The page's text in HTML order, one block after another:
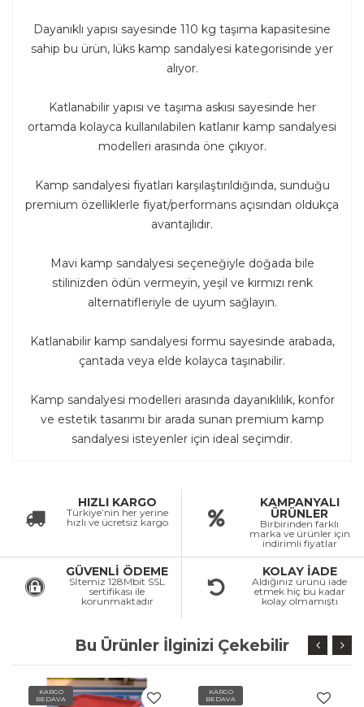
Dayanıklı yapısı sayesinde 110 kg taşıma kapasitesine
sahip bu ürün, lüks kamp sandalyesi kategorisinde yer
alıyor.
Katlanabilir yapısı ve taşıma askısı sayesinde her
ortamda kolayca kullanılabilen katlanır kamp sandalyesi
modelleri arasında öne çıkıyor.
Kamp sandalyesi fiyatları karşılaştırıldığında, sunduğu
premium özelliklerle fiyat/performans açısından oldukça
avantajlıdır.
Mavi kamp sandalyesi seçeneğiyle doğada bile
stilinizden ödün vermeyin, yeşil ve kırmızı renk
alternatifleriyle de uyum sağlayın.
Katlanabilir kamp sandalyesi formu sayesinde arabada,
çantada veya elde kolayca taşınabilir.
Kamp sandalyesi modelleri arasında dayanıklılık, konfor
ve estetik tasarımı bir arada sunan premium kamp
sandalyesi isteyenler için ideal seçimdir.
HIZLI KARGO
Türkiye’nin her yerine
hızlı ve ücretsiz kargo
KAMPANYALI
ÜRÜNLER
Birbirinden farklı
marka ve ürünler için
indirimli fiyatlar
GÜVENLİ ÖDEME
Sİtemiz 128Mbit SSL
sertifikası ile
korunmaktadır
KOLAY İADE
Aldığınız ürünü iade
etmek hiç bu kadar
kolay olmamıştı
Bu Ürünler İlginizi Çekebilir
KARGO
BEDAVA
KARGO
BEDAVA